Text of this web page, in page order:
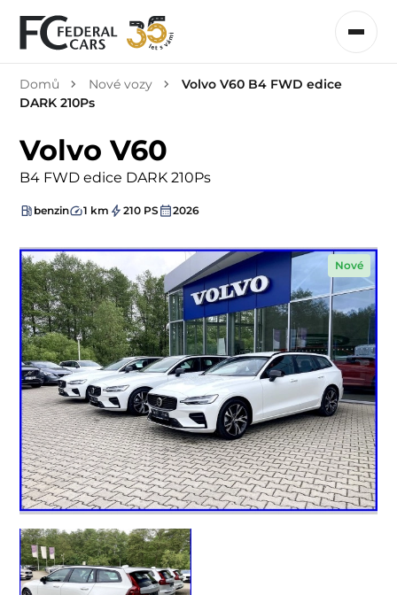
Domů Nové vozy
Volvo V60 B4 FWD edice
DARK 210Ps
Volvo V60
B4 FWD edice DARK 210Ps
benzin 1 km 210 PS 2026
Nové